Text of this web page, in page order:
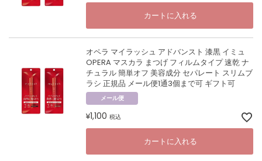
カートに入れる
オペラ マイラッシュ アドバンスト 漆黒 イミュ
OPERA マスカラ まつげ フィルムタイプ 速乾 ナ
チュラル 簡単オフ 美容成分 セパレート スリムブ
ラシ 正規品 メール便1通3個まで可 ギフト可
メール便
¥1,100 税込
カートに入れる